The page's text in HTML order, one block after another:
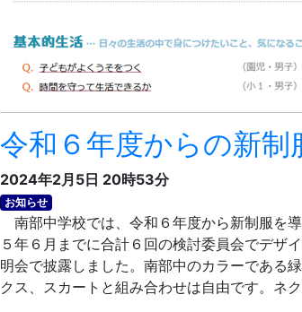
令和６年度からの新制
2024年2月5日 20時53分
お知らせ
南部中学校では、令和６年度から新制服を
５年６月までに合計６回の検討委員会でデザ
明会で披露しました。南部中のカラーである
クス、スカートと組み合わせは自由です。ネ